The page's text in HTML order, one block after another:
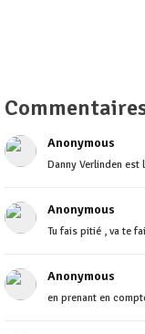
Anonymous
Danny Verlinden est
Anonymous
Tu fais pitié , va te
Anonymous
en prenant en